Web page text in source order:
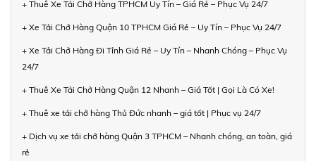
+ Thuê Xe Tải Chở Hàng TPHCM Uy Tín – Giá Rẻ – Phục Vụ 24/7
+ Xe Tải Chở Hàng Quận 10 TPHCM Giá Rẻ – Uy Tín – Phục Vụ 24/7
+ Xe Tải Chở Hàng Đi Tỉnh Giá Rẻ – Uy Tín – Nhanh Chóng – Phục Vụ
24/7
+ Thuê Xe Tải Chở Hàng Quận 12 Nhanh – Giá Tốt | Gọi Là Có Xe!
+ Thuê xe tải chở hàng Thủ Đức nhanh – giá tốt | Phục vụ 24/7
+ Dịch vụ xe tải chở hàng Quận 3 TPHCM – Nhanh chóng, an toàn, giá
rẻ